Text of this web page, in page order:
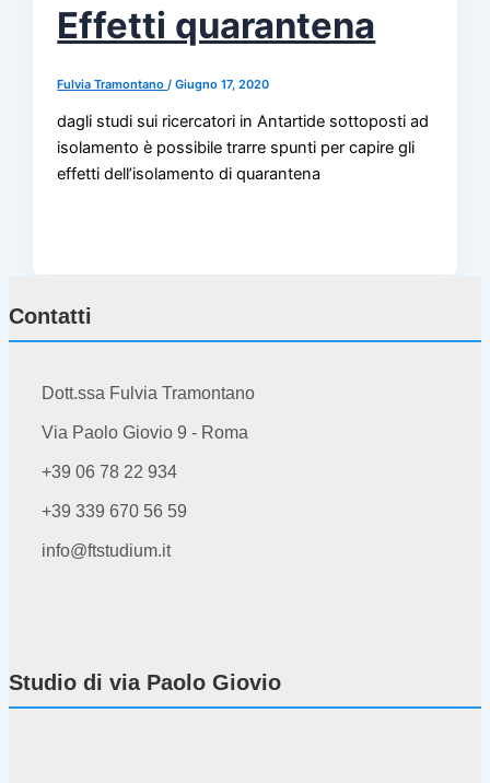
Effetti quarantena
Fulvia Tramontano/Giugno 17, 2020
dagli studi sui ricercatori in Antartide sottoposti ad
isolamento è possibile trarre spunti per capire gli
effetti dell’isolamento di quarantena
Contatti
Dott.ssa Fulvia Tramontano
Via Paolo Giovio 9 - Roma
+39 06 78 22 934
+39 339 670 56 59
info@ftstudium.it
Studio di via Paolo Giovio